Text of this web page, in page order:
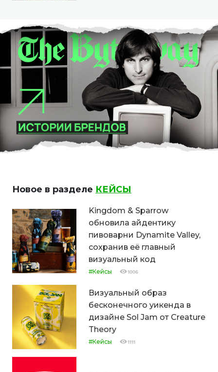
Новое в разделе КЕЙСЫ
Kingdom & Sparrow
обновила айдентику
пивоварни Dynamite Valley,
сохранив её главный
визуальный код
#Кейсы 1006
Визуальный образ
бесконечного уикенда в
дизайне Sol Jam от Creature
Theory
#Кейсы 1111